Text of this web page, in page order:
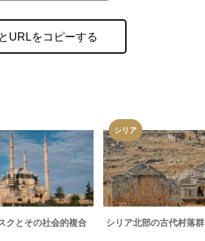
URLをコピーする
クとその社会的複合
シリア
シリア北部の古代村落群